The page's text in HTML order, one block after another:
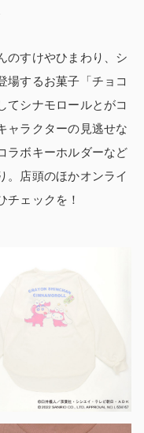
のすけやひまわり、シ
場するお菓子「チョコ
てシナモロールとがコ
ャラクターの見逃せな
ラボキーホルダーなど
。店頭のほかオンライ
チェックを！